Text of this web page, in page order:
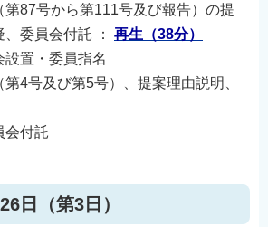
第87号から第111号及び報告）の提
委員会付託 ： 再生（38分）
設置・委員指名
第4号及び第5号）、提案理由説明、
会付託
日（第3日）